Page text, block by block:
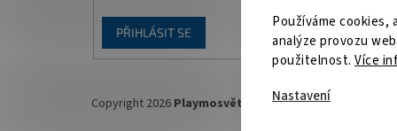
Používáme cookies,
analýze provozu
použitelnost. Více
Nastavení
PŘIHLÁSIT SE
Copyright 2026 Playmosvět.cz . Všechna práva vyhrazena.